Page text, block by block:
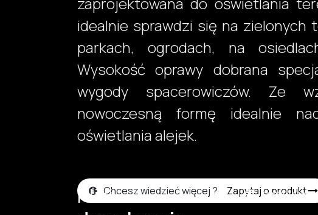
idealnie sprawdzi się na zielonych
parkach, ogrodach, na
Wysokość oprawy dobrana
wygody spacerowiczów. Ze
nowoczesną formę idealnie
oświetlania alejek.
Chcesz wiedzieć więcej ? Zapytaj o produkt
Pliki
Karta